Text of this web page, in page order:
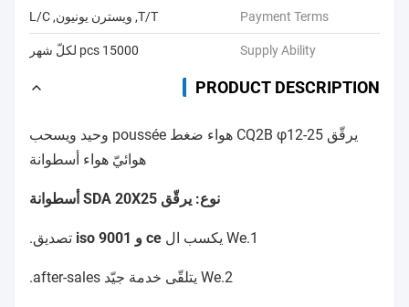
Payment Terms T/T, ويسترن يونيون, L/C
Supply Ability 15000 pcs لكلّ شهر
PRODUCT DESCRIPTION
يرقّق CQ2B φ12-25 هواء ضغط poussée وحيد ويسحب
هوائيّ هواء أسطوانة
نوع: يرقّق SDA 20X25 أسطوانة
1.We يكسب ال ce و iso 9001 تصديق.
2.We يتلقّى خدمة جيّد after-sales.